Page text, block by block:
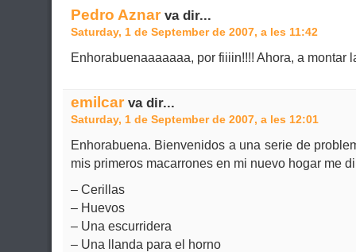
Pedro Aznarva dir...
Saturday, 1 de September de 2007, a les 11:42
Enhorabuenaaaaaaa, por fiiiin!!!! Ahora, a montar
emilcarva dir...
Saturday, 1 de September de 2007, a les 12:01
Enhorabuena. Bienvenidos a una serie de
mis primeros macarrones en mi nuevo hogar me
– Cerillas
– Huevos
– Una escurridera
– Una llanda para el horno